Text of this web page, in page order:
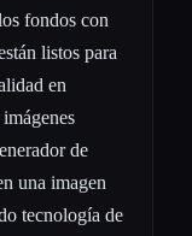
fondos con
listos para
en
de
una imagen
tecnología de